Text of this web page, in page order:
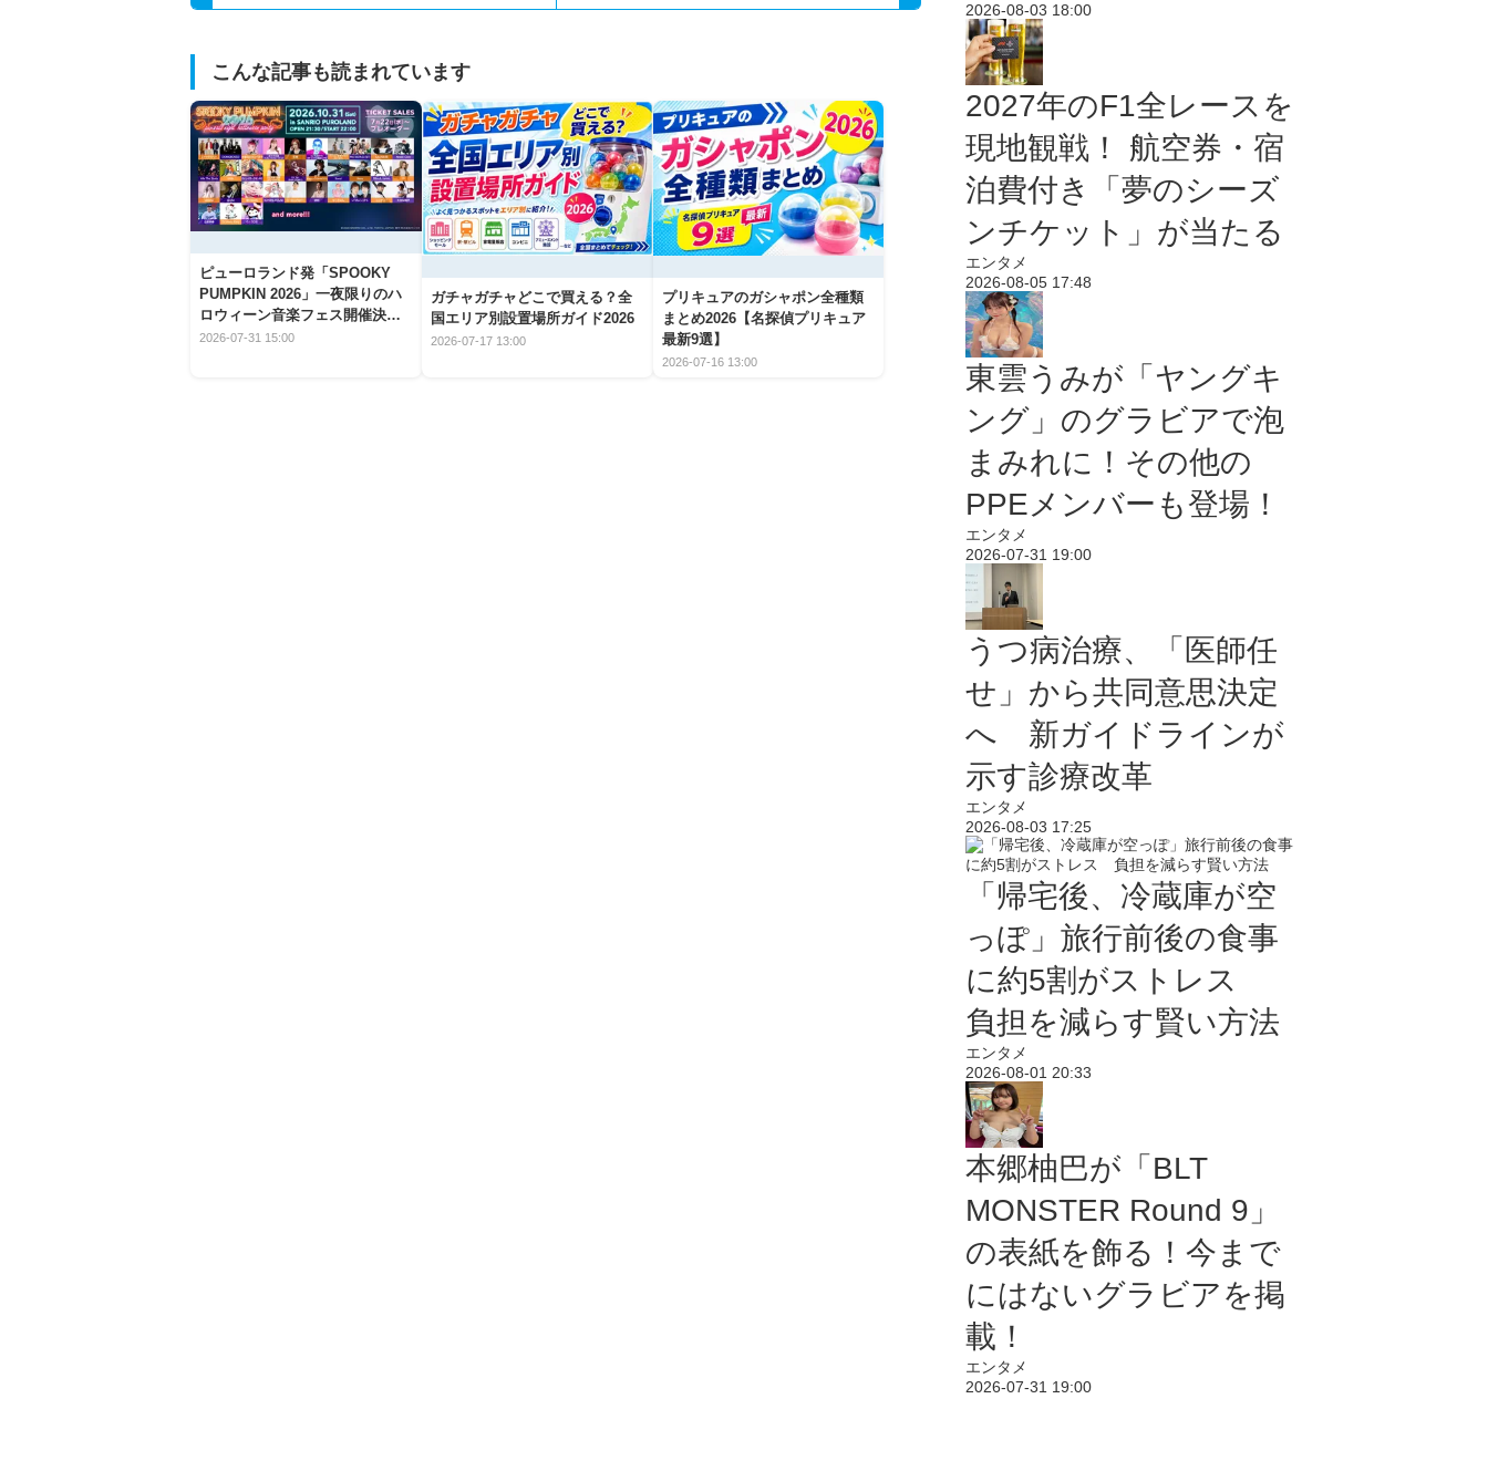
こんな記事も読まれています
ピューロランド発「SPOOKY
PUMPKIN 2026」一夜限りのハ
ロウィーン音楽フェス開催決
定！
2026-07-31 15:00
ガチャガチャどこで買える？全
国エリア別設置場所ガイド2026
2026-07-17 13:00
プリキュアのガシャポン全種類
まとめ2026【名探偵プリキュア
最新9選】
2026-07-16 13:00
2026-08-03 18:00
2027年のF1全レースを
現地観戦！ 航空券・宿
泊費付き「夢のシーズ
ンチケット」が当たる
エンタメ
2026-08-05 17:48
東雲うみが「ヤングキ
ング」のグラビアで泡
まみれに！その他の
PPEメンバーも登場！
エンタメ
2026-07-31 19:00
うつ病治療、「医師任
せ」から共同意思決定
へ 新ガイドラインが
示す診療改革
エンタメ
2026-08-03 17:25
「帰宅後、冷蔵庫が空
っぽ」旅行前後の食事
に約5割がストレス
負担を減らす賢い方法
エンタメ
2026-08-01 20:33
本郷柚巴が「BLT
MONSTER Round 9」
の表紙を飾る！今まで
にはないグラビアを掲
載！
エンタメ
2026-07-31 19:00